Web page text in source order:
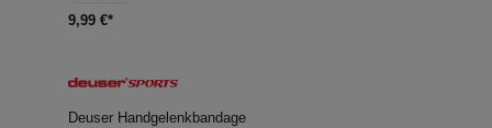
9,99 €*
Deuser Handgelenkbandage